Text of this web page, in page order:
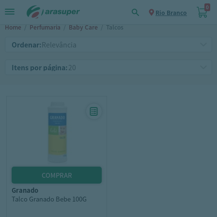
Rio Branco
0
Home / Perfumaria / Baby Care / Talcos
Ordenar:
Itens por página:
granado
Talco Granado Bebe 100G